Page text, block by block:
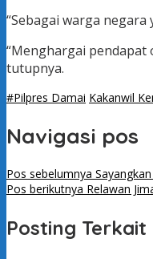
“Sebagai warga
“Menghargai pendapat
tutupnya.
#Pilpres Damai Kakanwil
Navigasi pos
Pos sebelumnya
Pos berikutnya Relawan
Posting Terkait